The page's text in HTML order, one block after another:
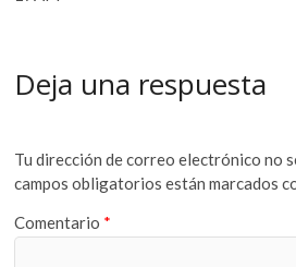
Deja una respuesta
Tu dirección de correo electrónico no
campos obligatorios están marcados
Comentario *